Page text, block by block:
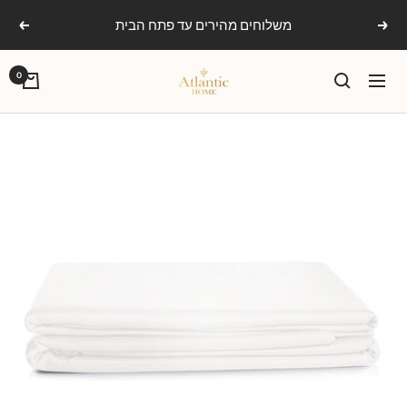
content
הקודם משלוחים מהירים עד פתח הבית הבא
ניווט
אטלנטיק
0